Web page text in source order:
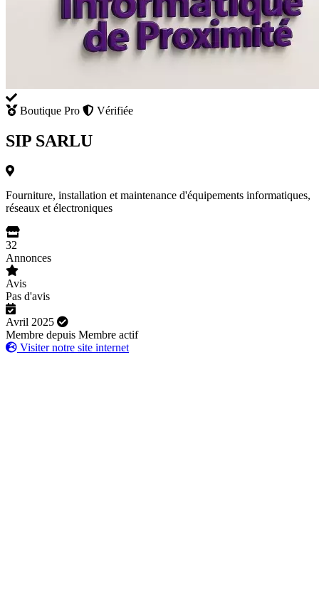
Boutique Pro Vérifiée
SIP SARLU
Fourniture, installation et maintenance d'équipements informatiques,
réseaux et électroniques
32
Annonces
Avis
Pas d'avis
Avril 2025
Membre depuis Membre actif
Visiter notre site internet